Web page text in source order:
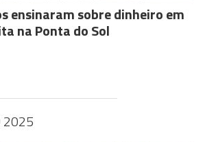
ensinaram sobre dinheiro em
na Ponta do Sol
2025